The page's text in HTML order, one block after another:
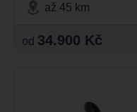
až 45 km
od 34.900 Kč